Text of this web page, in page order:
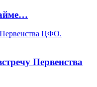
Первенства ЦФО.
Первенства